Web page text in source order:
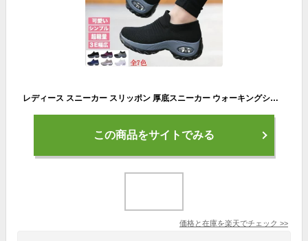
レディース スニーカー スリッポン 厚底スニーカー ウォーキングシューズ ランニングシューズ ジム 軽量 紐なしスニーカー エアクッション スポーツ 洗える ナースシューズ ダイエットシューズ 姿勢矯正 運動靴 疲れにくい 送料無料
この商品をサイトでみる
価格と在庫を楽天でチェック >>